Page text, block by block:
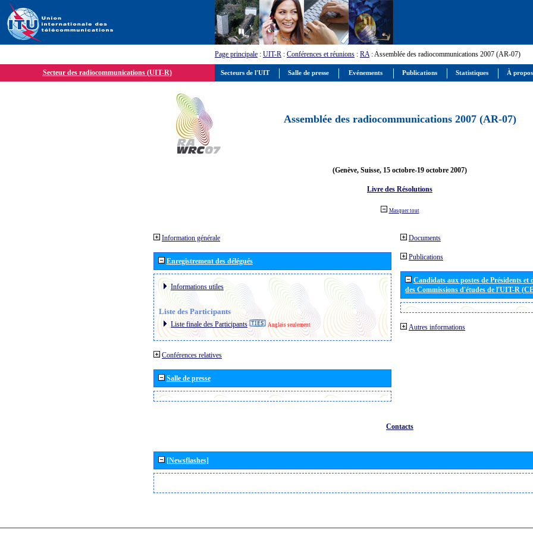
Page principale : UIT-R : Conférences et réunions : RA: Assemblée des radiocommunications 2007 (AR-07)
Secteur des radiocommunications (UIT-R)
Assemblée des radiocommunications 2007 (AR-07)
(Genève, Suisse, 15 octobre-19 octobre 2007)
Livre des Résolutions
Masquer tout
Information générale
Enregistrement des délégués
Informations utiles
Liste des Participants
Liste finale des Participants Anglais seulement
Conférences relatives
Salle de presse
Documents
Publications
Candidats aux postes de Présidents et
des Commissions d'études de l'UIT-R
Autres informations
Contacts
[Newsflashes]
Secteurs de l'UIT Salle de presse Evénements Publications Statistiques À